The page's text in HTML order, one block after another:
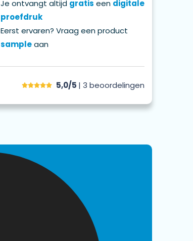
Je ontvangt altijd gratis een digitale
proefdruk
Eerst ervaren? Vraag een product
sampleaan
5,0/5 | 3 beoordelingen